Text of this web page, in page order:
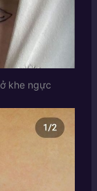
khe ngực